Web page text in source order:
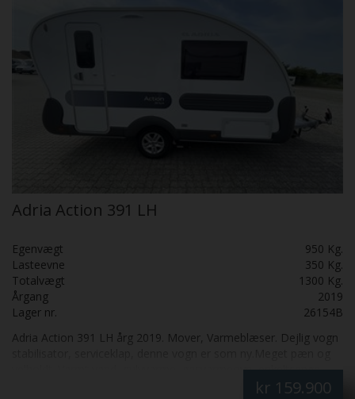
Adria Action 391 LH
Egenvægt
950 Kg.
Lasteevne
350 Kg.
Totalvægt
1300 Kg.
Årgang
2019
Lager nr.
26154B
Adria Action 391 LH årg 2019. Mover, Varmeblæser. Dejlig vogn
velholdt. Varmt vand, gulvvarme, gasvarmeovn, enkeltsenge
kr 159.900